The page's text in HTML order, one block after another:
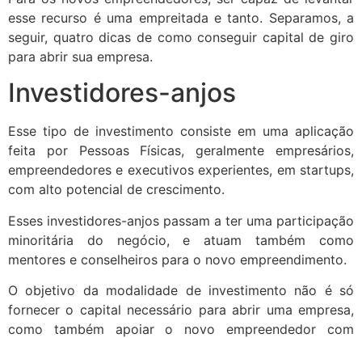
esse recurso é uma empreitada e tanto. Separamos, a
seguir, quatro dicas de como conseguir capital de giro
para abrir sua empresa.
Investidores-anjos
Esse tipo de investimento consiste em uma aplicação
feita por Pessoas Físicas, geralmente empresários,
empreendedores e executivos experientes, em startups,
com alto potencial de crescimento.
Esses investidores-anjos passam a ter uma participação
minoritária do negócio, e atuam também como
mentores e conselheiros para o novo empreendimento.
O objetivo da modalidade de investimento não é só
fornecer o capital necessário para abrir uma empresa,
como também apoiar o novo empreendedor com